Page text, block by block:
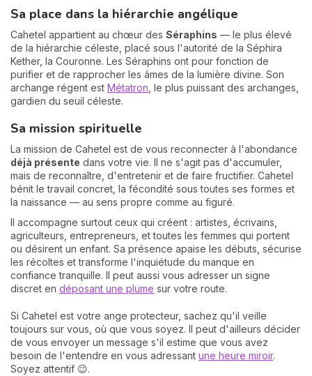
Sa place dans la hiérarchie angélique
Cahetel appartient au chœur des Séraphins — le plus élevé
de la hiérarchie céleste, placé sous l'autorité de la Séphira
Kether, la Couronne. Les Séraphins ont pour fonction de
purifier et de rapprocher les âmes de la lumière divine. Son
archange régent est Métatron , le plus puissant des archanges,
gardien du seuil céleste.
Sa mission spirituelle
La mission de Cahetel est de vous reconnecter à l'abondance
déjà présente dans votre vie. Il ne s'agit pas d'accumuler,
mais de reconnaître, d'entretenir et de faire fructifier. Cahetel
bénit le travail concret, la fécondité sous toutes ses formes et
la naissance — au sens propre comme au figuré.
Il accompagne surtout ceux qui créent : artistes, écrivains,
agriculteurs, entrepreneurs, et toutes les femmes qui portent
ou désirent un enfant. Sa présence apaise les débuts, sécurise
les récoltes et transforme l'inquiétude du manque en
confiance tranquille. Il peut aussi vous adresser un signe
discret en déposant une plume sur votre route.
Si Cahetel est votre ange protecteur, sachez qu'il veille
toujours sur vous, où que vous soyez. Il peut d'ailleurs décider
de vous envoyer un message s'il estime que vous avez
besoin de l'entendre en vous adressant une heure miroir.
Soyez attentif 😉.